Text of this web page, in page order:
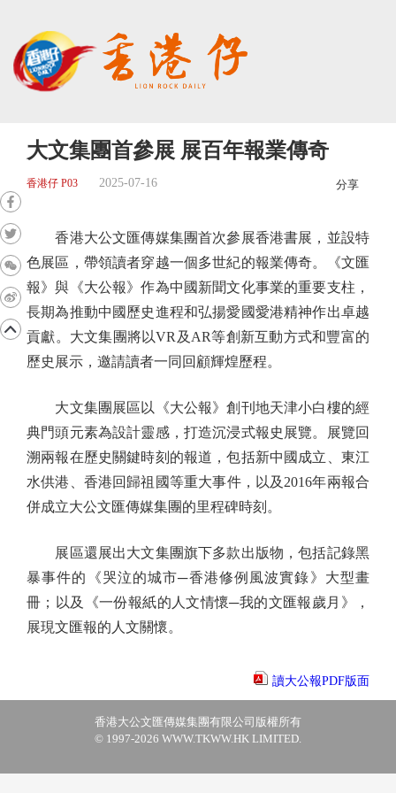
大文集團首參展 展百年報業傳奇
香港仔 P03 2025-07-16 分享
香港大公文匯傳媒集團首次參展香港書展，並設特
色展區，帶領讀者穿越一個多世紀的報業傳奇。《文匯
報》與《大公報》作為中國新聞文化事業的重要支柱，
長期為推動中國歷史進程和弘揚愛國愛港精神作出卓越
貢獻。大文集團將以VR及AR等創新互動方式和豐富的
歷史展示，邀請讀者一同回顧輝煌歷程。
大文集團展區以《大公報》創刊地天津小白樓的經
典門頭元素為設計靈感，打造沉浸式報史展覽。展覽回
溯兩報在歷史關鍵時刻的報道，包括新中國成立、東江
水供港、香港回歸祖國等重大事件，以及2016年兩報合
併成立大公文匯傳媒集團的里程碑時刻。
展區還展出大文集團旗下多款出版物，包括記錄黑
暴事件的《哭泣的城市─香港修例風波實錄》大型畫
冊；以及《一份報紙的人文情懷─我的文匯報歲月》，
展現文匯報的人文關懷。
讀大公報PDF版面
香港大公文匯傳媒集團有限公司版權所有
© 1997-2026 WWW.TKWW.HK LIMITED.